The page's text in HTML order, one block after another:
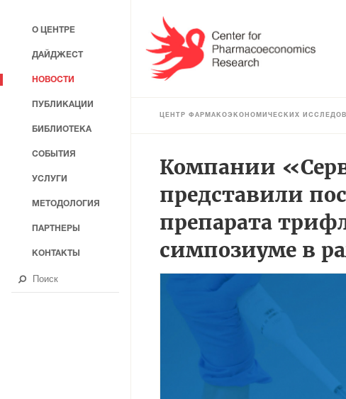
ЦЕНТР ФАРМАКОЭКОНОМИЧЕСКИХ
Компании
представили
препарата
симпозиуме в
О ЦЕНТРЕ
ДАЙДЖЕСТ
НОВОСТИ
ПУБЛИКАЦИИ
БИБЛИОТЕКА
СОБЫТИЯ
УСЛУГИ
МЕТОДОЛОГИЯ
ПАРТНЕРЫ
КОНТАКТЫ